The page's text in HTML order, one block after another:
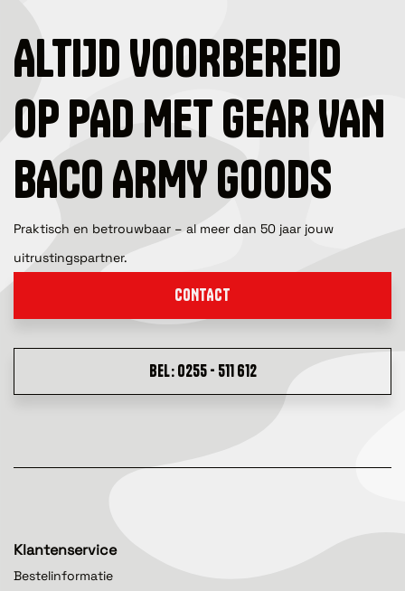
ALTIJD VOORBEREID
OP PAD MET GEAR VAN
BACO ARMY GOODS
Praktisch en betrouwbaar – al meer dan 50 jaar jouw
uitrustingspartner.
CONTACT
BEL: 0255 - 511 612
Klantenservice
Bestelinformatie